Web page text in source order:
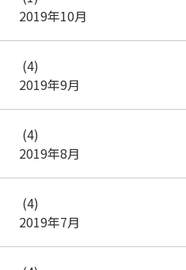
2019年10月
2019年9月
(4)
2019年8月
(4)
2019年7月
(4)